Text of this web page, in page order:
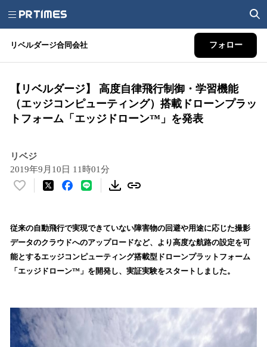
リベルダージ合同会社 フォロー
【リベルダージ】 高度自律飛行制御・学習機能
（エッジコンピューティング）搭載ドローンプラッ
トフォーム「エッジドローン™」を発表
リベジ
2019年9月10日 11時01分
い
！
数
を
中
で
す
従来の自動飛行で実現できていない障害物の回避や用途に応じた撮影
データのクラウドへのアップロードなど、より高度な航路の設定を可
能とするエッジコンピューティング搭載型ドローンプラットフォーム
「エッジドローン™」を開発し、実証実験をスタートしました。